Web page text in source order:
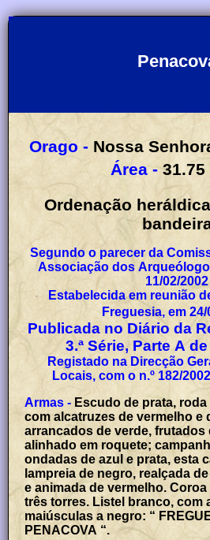
Orago - Nossa
Área - 31.75
Ordenação
Segundo o parecer da
Associação dos
11/02/2002
Estabelecida em reunião
Freguesia, em 24/
Publicada no Diário da
3.ª Série, Parte A
Registado na Direcção
Locais, com o n.º 182/
Armas - Escudo de prata,
com alcatruzes de vermelho e
arrancados de verde, frutados
alinhado em roquete;
ondadas de azul e prata, esta
lampreia de negro, realçada
e animada de vermelho.
três torres. Listel branco, com
maiúsculas a negro: “
PENACOVA “.